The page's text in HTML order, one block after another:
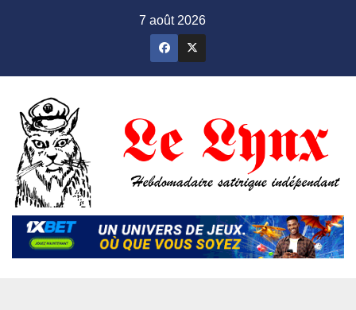
7 août 2026